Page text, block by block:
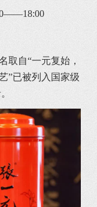
取自“一元复始，
”已被列入国家级